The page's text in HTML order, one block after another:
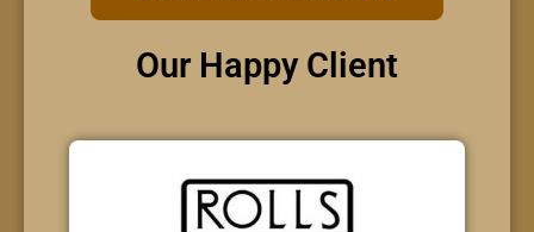
Our Happy Client